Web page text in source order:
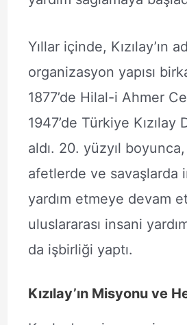
Yıllar içinde, Kızılay’ın
organizasyon yapısı
1877’de Hilal-i Ahmer
1947’de Türkiye Kızılay
aldı. 20. yüzyıl
afetlerde ve savaşlarda
yardım etmeye devam
uluslararası insani
da işbirliği yaptı.
Kızılay’ın Misyonu ve